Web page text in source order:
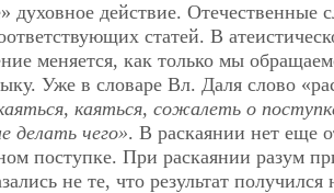
духовное действие. Отечественные
статей. В
меняется, как только мы
Уже в словаре Вл. Даля слово
каяться, сожалеть о
делать чего». В раскаянии нет еще
поступке. При раскаянии разум
не те, что результат